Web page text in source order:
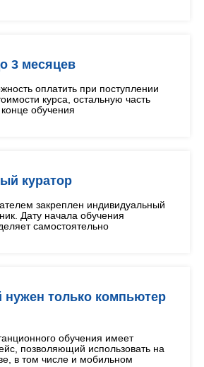
3 месяцев
оплатить при поступлении
курса, остальную часть
обучения
куратор
закреплен индивидуальный
Дату начала обучения
самостоятельно
нужен только компьютер
обучения имеет
позволяющий использовать на
в том числе и мобильном